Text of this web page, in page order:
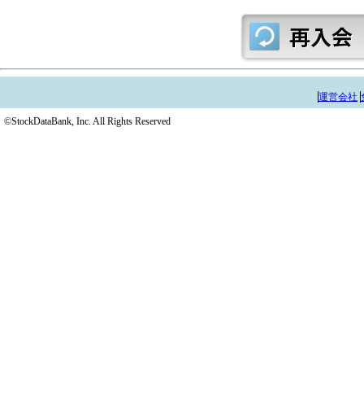
運営会社
©StockDataBank, Inc. All Rights Reserved